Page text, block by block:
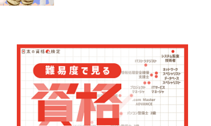
験談をチェック！資格情報の下からお読みいただけます